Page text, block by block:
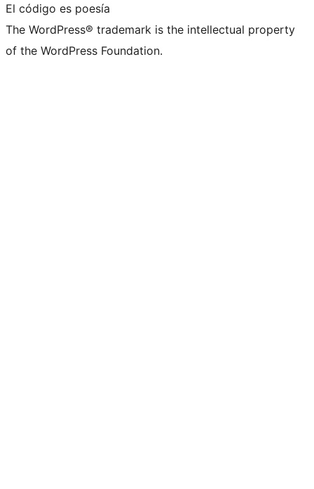
El código es poesía
The WordPress® trademark is the intellectual property
of the WordPress Foundation.